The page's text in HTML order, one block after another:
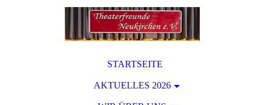
STARTSEITE
AKTUELLES 2026